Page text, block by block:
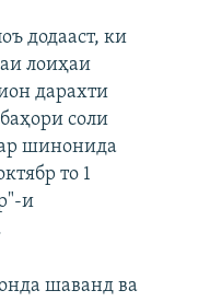
додааст, ки
лоиҳаи
дарахти
соли
шинонида
то 1
и
шаванд ва